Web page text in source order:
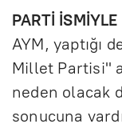
PARTİ
AYM, yaptığı
Millet Partisi"
neden olacak
sonucuna